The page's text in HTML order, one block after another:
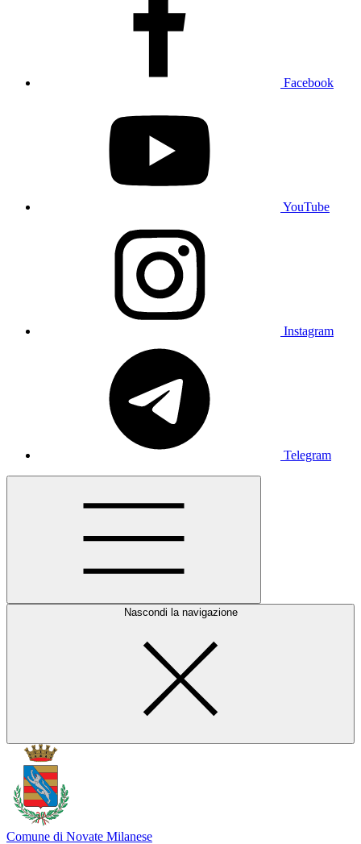
Facebook
YouTube
Instagram
Telegram
Nascondi la navigazione
Comune di Novate Milanese